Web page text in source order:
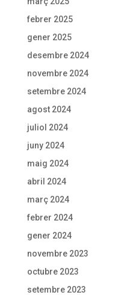
febrer 2025
gener 2025
desembre 2024
novembre 2024
setembre 2024
agost 2024
juliol 2024
juny 2024
maig 2024
abril 2024
març 2024
febrer 2024
gener 2024
novembre 2023
octubre 2023
setembre 2023